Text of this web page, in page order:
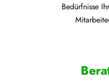
Bedürfnisse